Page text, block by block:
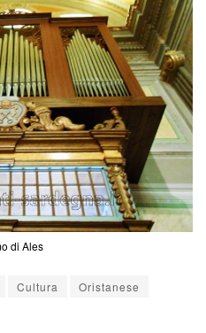
di Ales
Cultura
Oristanese